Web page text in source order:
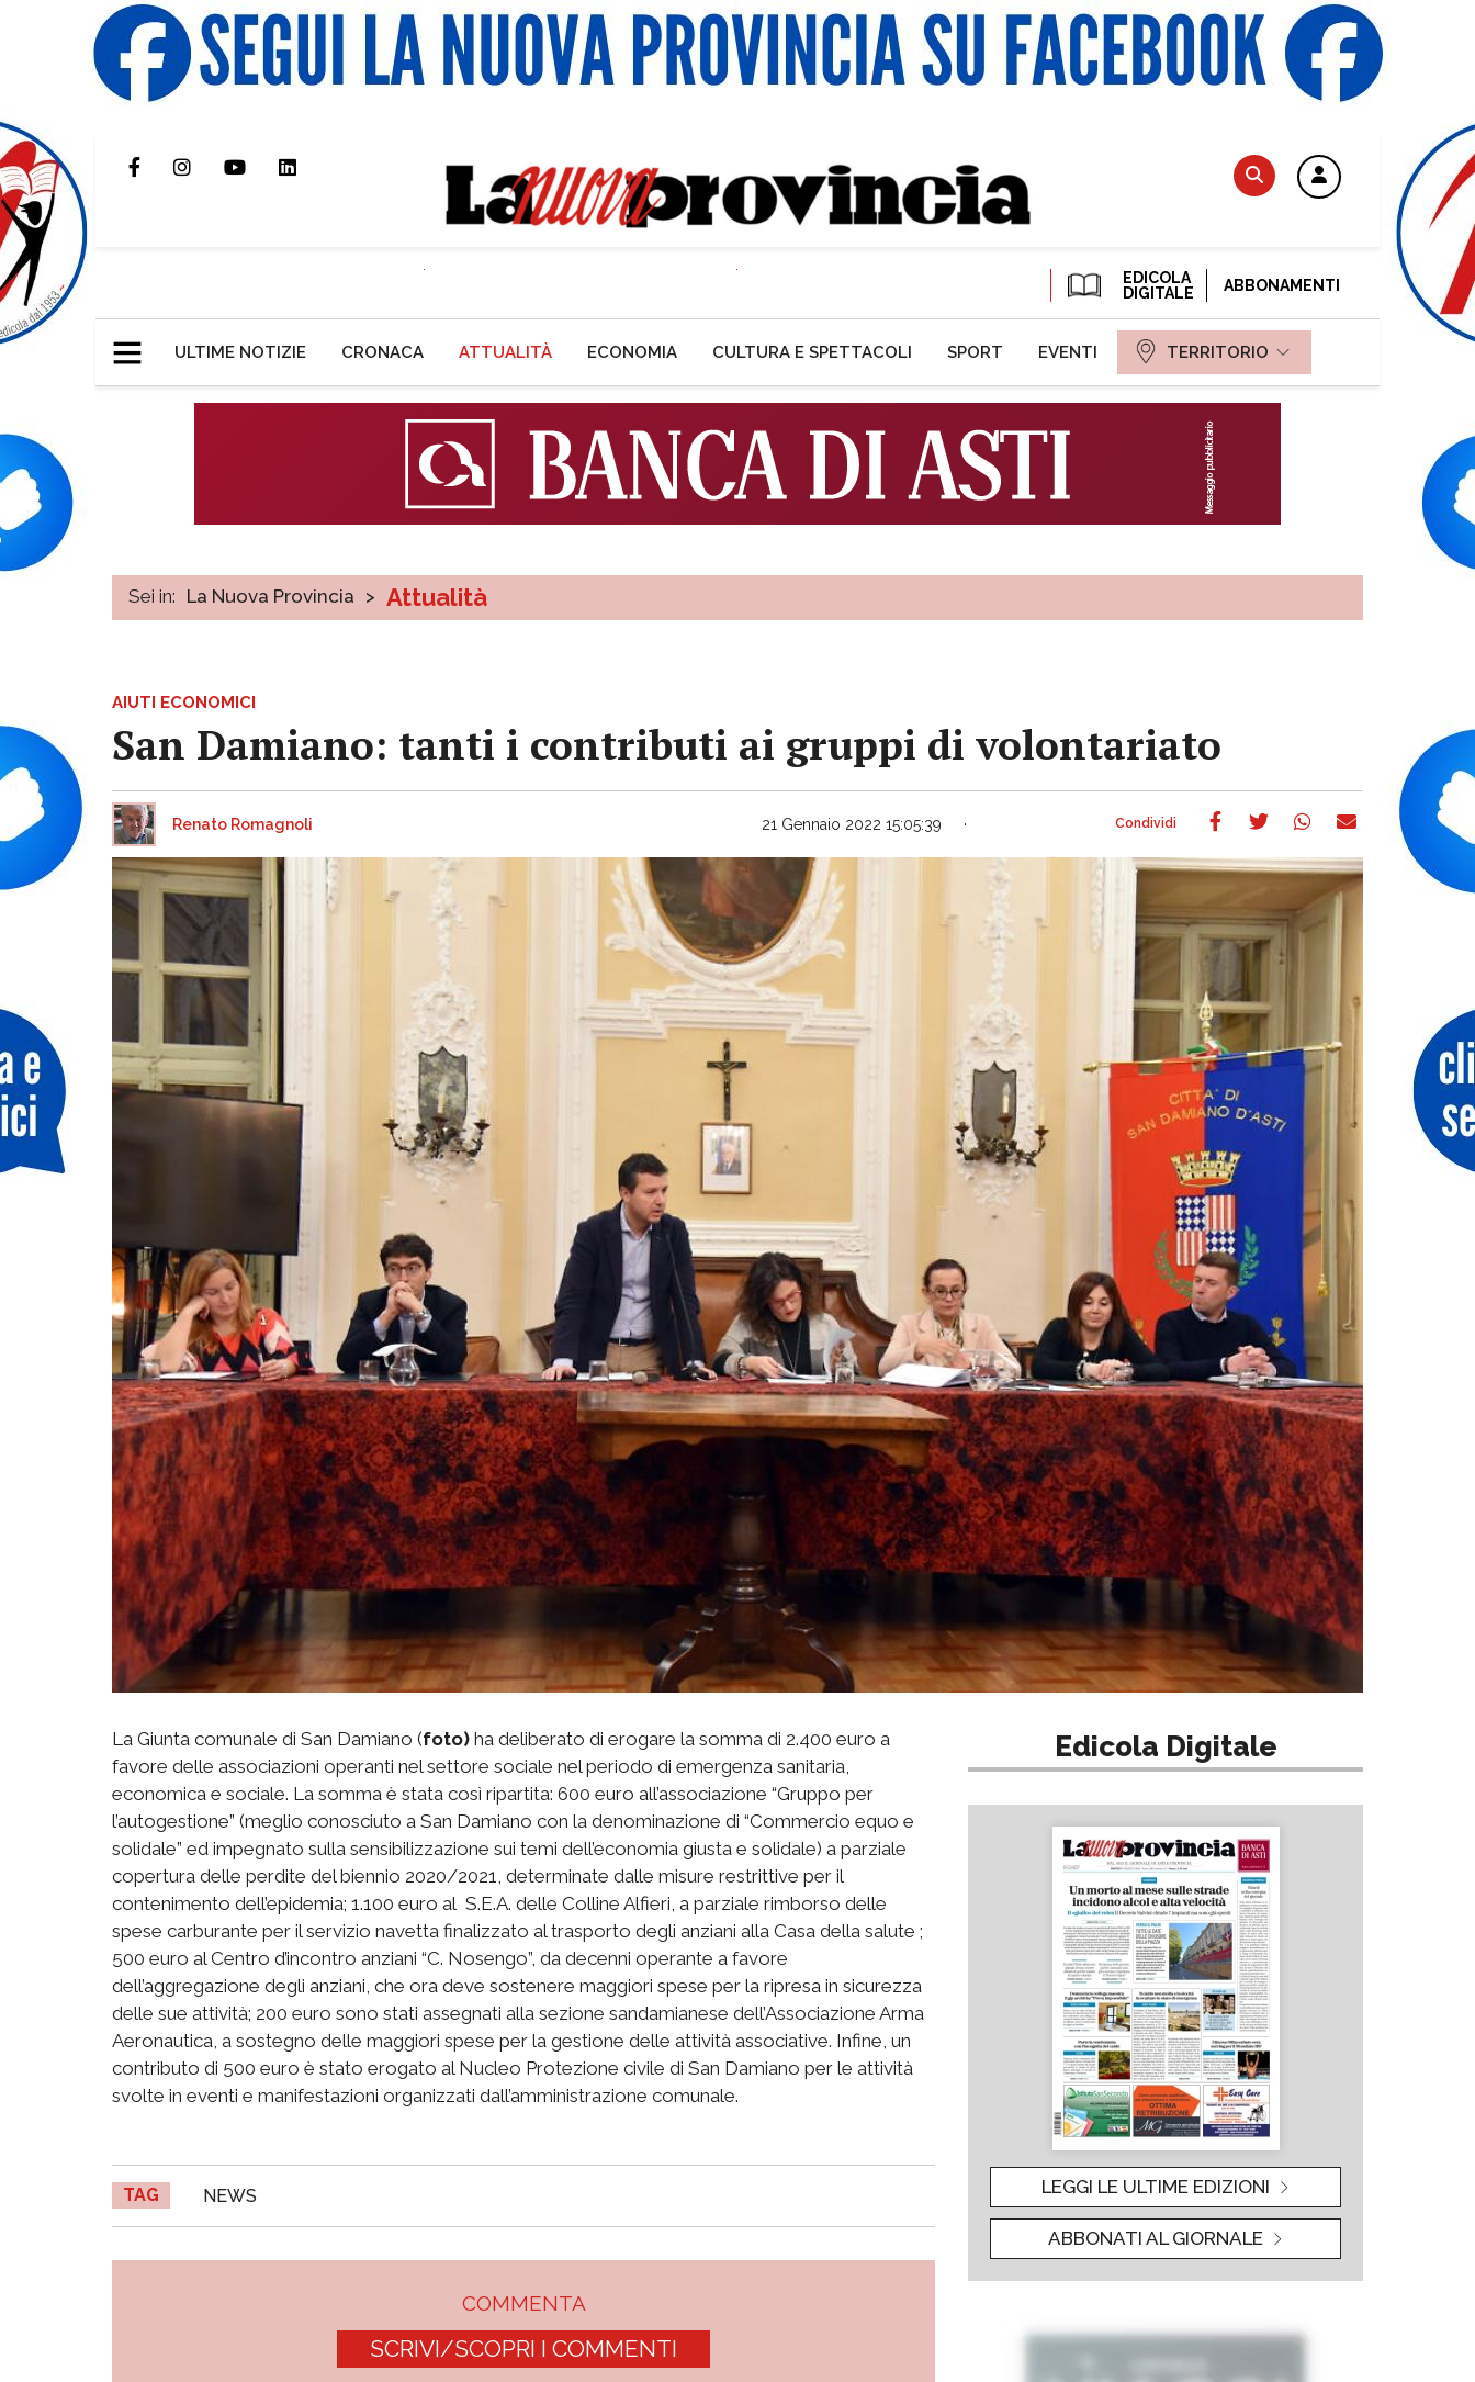
EDICOLA
DIGITALE
ABBONAMENTI
ULTIME NOTIZIE CRONACA ATTUALITÀ ECONOMIA CULTURA E SPETTACOLI SPORT EVENTI TERRITORIO
Sei in: La Nuova Provincia > Attualità
AIUTI ECONOMICI
San Damiano: tanti i contributi ai gruppi di volontariato
Renato Romagnoli 21 Gennaio 2022 15:05:39
La Giunta comunale di San Damiano (foto) ha deliberato di erogare la somma di 2.400 euro a
favore delle associazioni operanti nel settore sociale nel periodo di emergenza sanitaria,
economica e sociale. La somma è stata così ripartita: 600 euro all’associazione “Gruppo per
l’autogestione” (meglio conosciuto a San Damiano con la denominazione di “Commercio equo e
solidale” ed impegnato sulla sensibilizzazione sui temi dell’economia giusta e solidale) a parziale
copertura delle perdite del biennio 2020/2021, determinate dalle misure restrittive per il
contenimento dell’epidemia; 1.100 euro al S.E.A. delle Colline Alfieri, a parziale rimborso delle
spese carburante per il servizio navetta finalizzato al trasporto degli anziani alla Casa della salute ;
500 euro al Centro d’incontro anziani “C. Nosengo”, da decenni operante a favore
dell’aggregazione degli anziani, che ora deve sostenere maggiori spese per la ripresa in sicurezza
delle sue attività; 200 euro sono stati assegnati alla sezione sandamianese dell’Associazione Arma
Aeronautica, a sostegno delle maggiori spese per la gestione delle attività associative. Infine, un
contributo di 500 euro è stato erogato al Nucleo Protezione civile di San Damiano per le attività
svolte in eventi e manifestazioni organizzati dall’amministrazione comunale.
TAG NEWS
COMMENTA
SCRIVI/SCOPRI I COMMENTI
Edicola Digitale
LEGGI LE ULTIME EDIZIONI
ABBONATI AL GIORNALE